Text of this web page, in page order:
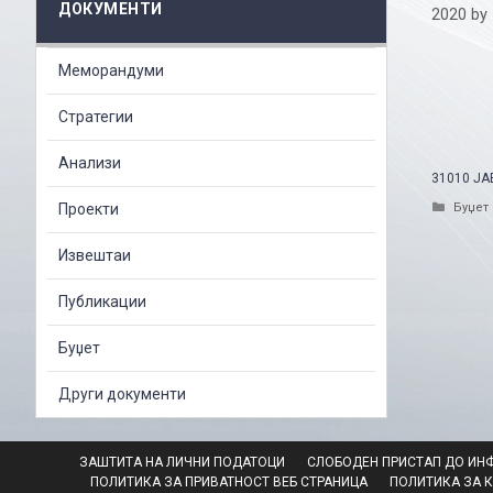
2020 by
31010
Буџет
ДОКУМЕНТИ
Меморандуми
Стратегии
Анализи
Проекти
Извештаи
Публикации
Буџет
Други документи
ЗАШТИТА НА ЛИЧНИ ПОДАТОЦИ СЛОБОДЕН ПРИСТАП ДО
ПОЛИТИКА ЗА ПРИВАТНОСТ ВЕБ СТРАНИЦА
ПОЛИТИКА ЗА